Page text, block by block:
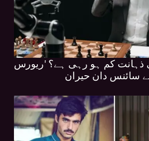
ذہانت کم ہو رہی ہے؟ 'ریورس
سائنس دان حیران